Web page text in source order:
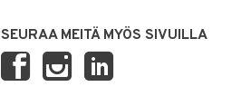
SEURAA MEITÄ MYÖS SIVUILLA